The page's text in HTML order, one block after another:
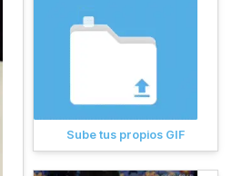
Sube tus propios GIF